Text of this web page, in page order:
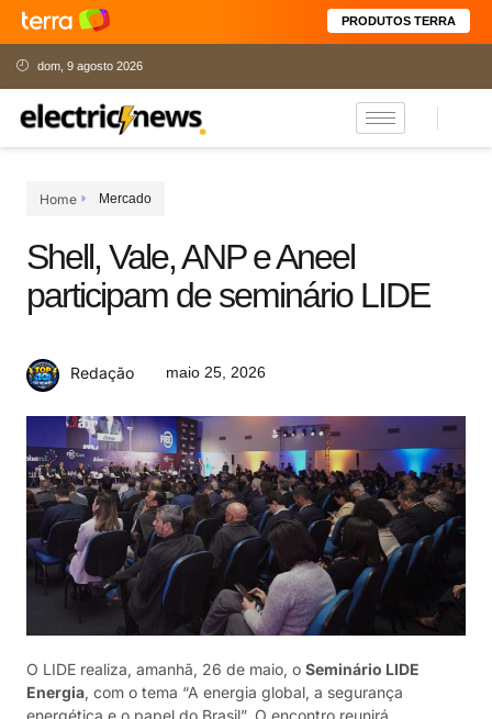
PRODUTOS TERRA
dom, 9 agosto 2026
Home Mercado
Shell, Vale, ANP e Aneel
participam de seminário LIDE
Redação maio 25, 2026
O LIDE realiza, amanhã, 26 de maio, o Seminário LIDE
Energia, com o tema “A energia global, a segurança
energética e o papel do Brasil”. O encontro reunirá